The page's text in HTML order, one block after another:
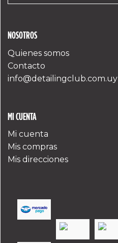
NOSOTROS
Quienes somos
Contacto
info@detailingclub.com.uy
MI CUENTA
Mi cuenta
Mis compras
Mis direcciones